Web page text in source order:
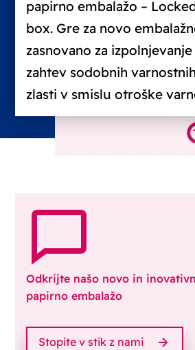
papirno embalažo –
box. Gre za novo
zasnovano za
zahtev sodobnih
zlasti v smislu otroške
Odkrijte našo novo in
papirno embalažo
Stopite v stik z nami